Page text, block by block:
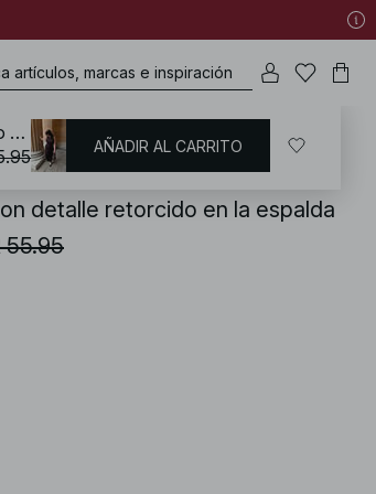
de punto
detalle retorcido en la espalda
55.95
Vestido maxi con detalle retorcido en la espalda
AÑADIR AL CARRITO